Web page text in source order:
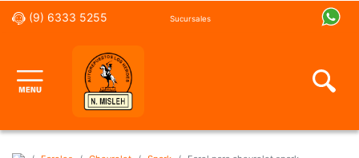
(9) 6333 5255 Sucursales